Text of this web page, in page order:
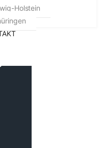
Holstein